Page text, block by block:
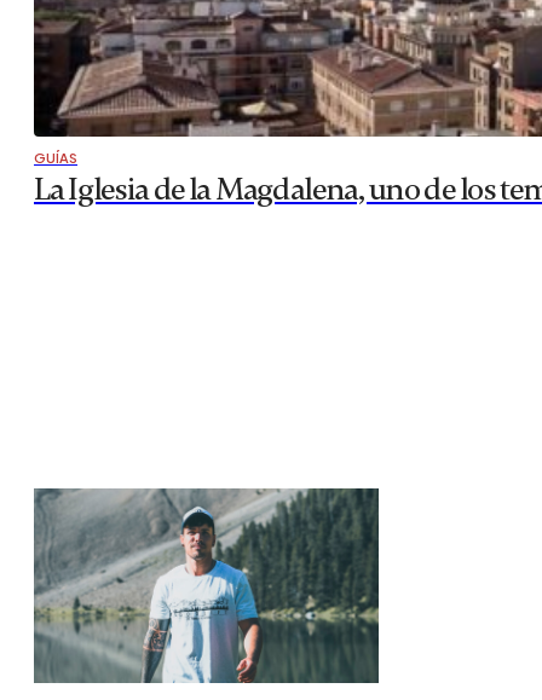
GUÍAS
La Iglesia de la Magdalena, uno de los